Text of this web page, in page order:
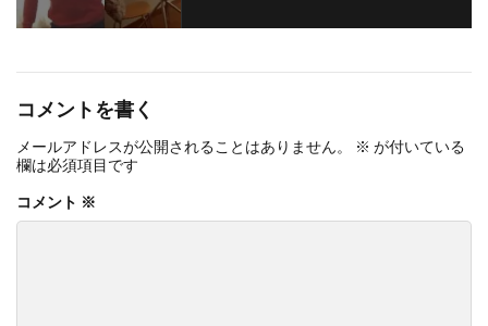
コメントを書く
メールアドレスが公開されることはありません。 ※ が付いている
欄は必須項目です
コメント ※